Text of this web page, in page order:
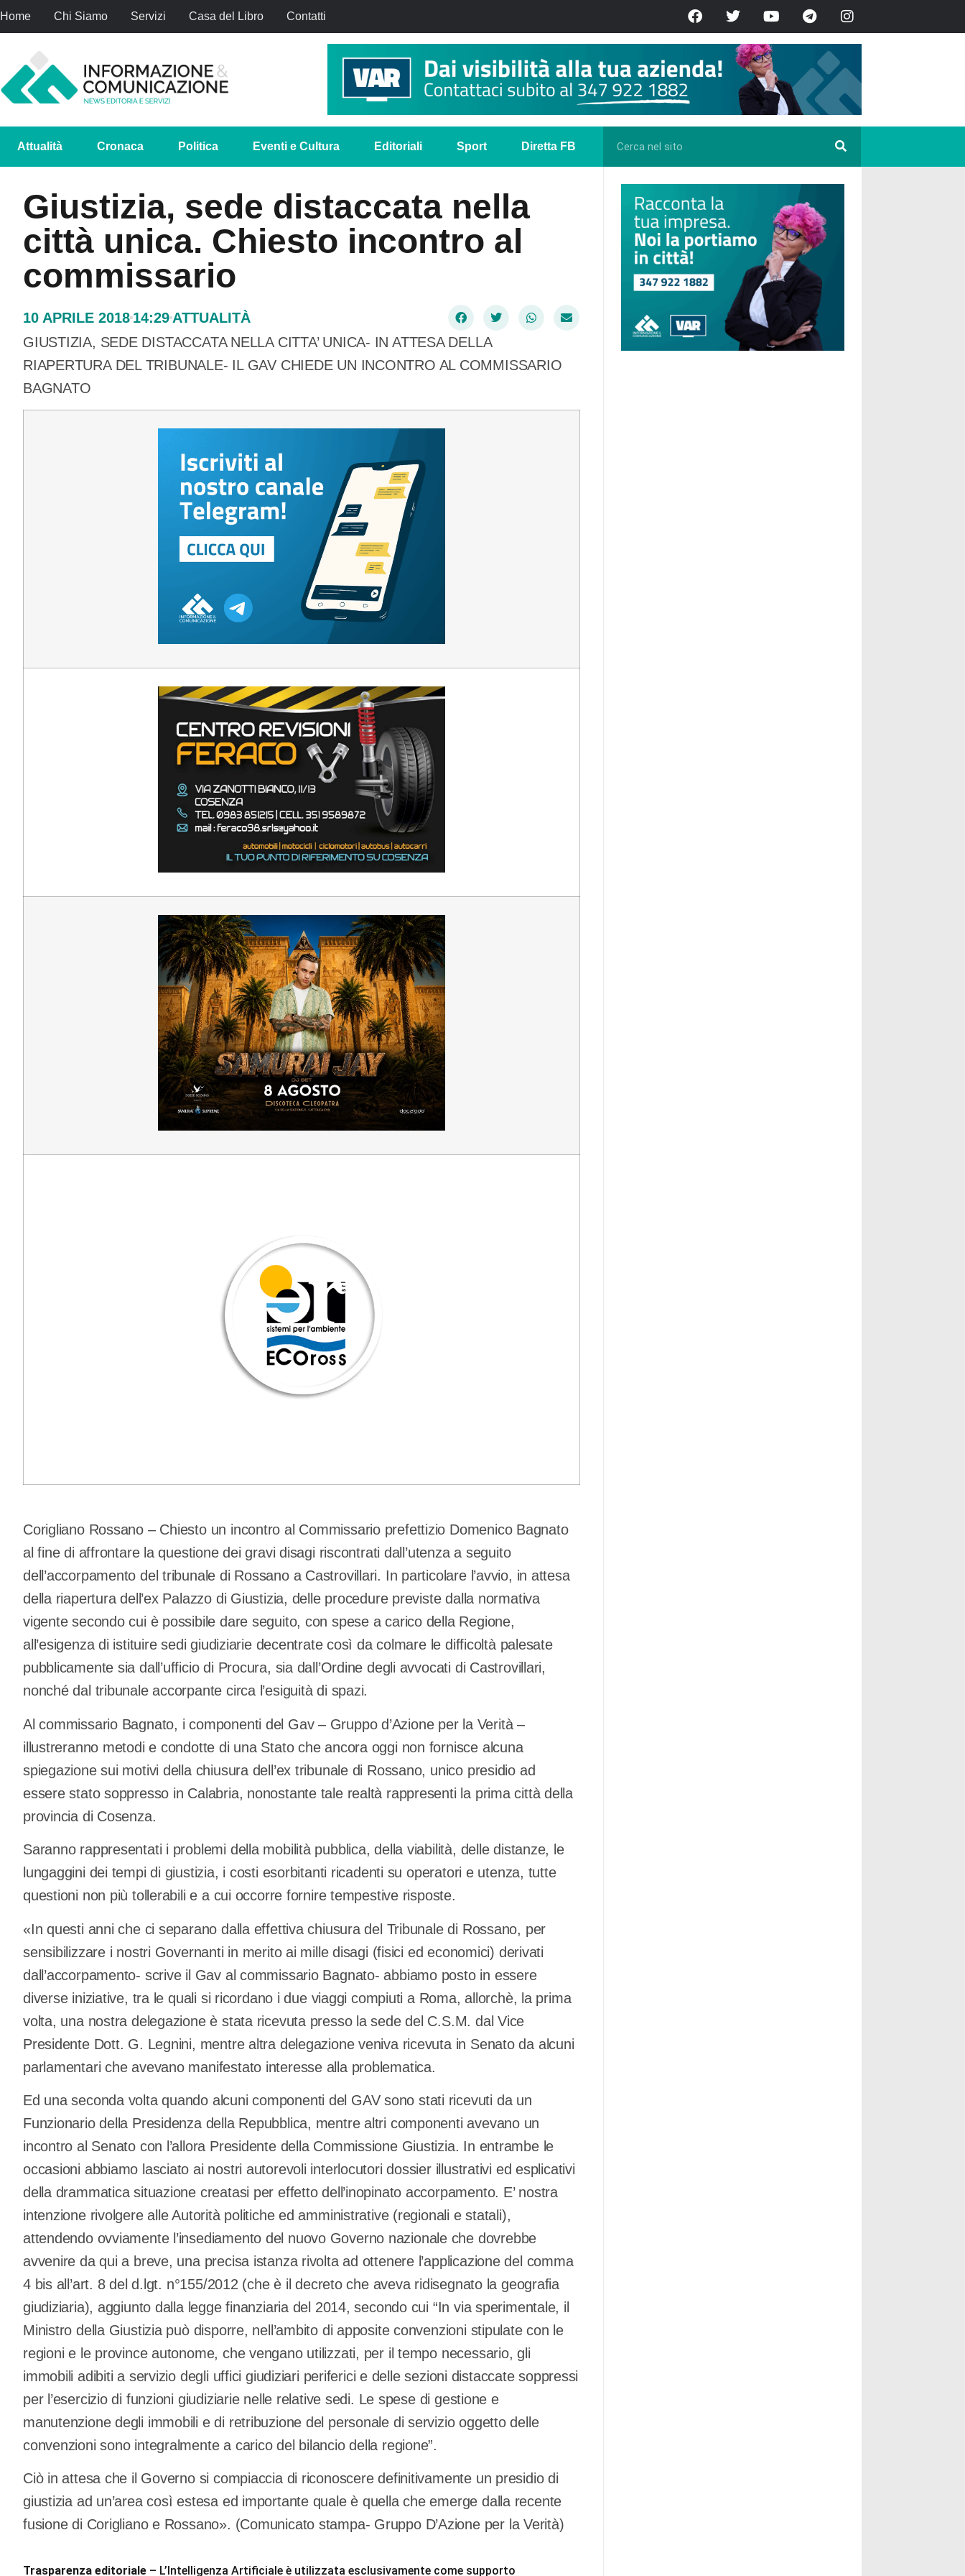
Home Chi Siamo Servizi Casa del Libro Contatti
Attualità Cronaca Politica Eventi e Cultura Editoriali Sport Diretta FB
Giustizia, sede distaccata nella
città unica. Chiesto incontro al
commissario
10 APRILE 2018 14:29 ATTUALITÀ
GIUSTIZIA, SEDE DISTACCATA NELLA CITTA’ UNICA- IN ATTESA DELLA
RIAPERTURA DEL TRIBUNALE- IL GAV CHIEDE UN INCONTRO AL COMMISSARIO
BAGNATO
Corigliano Rossano – Chiesto un incontro al Commissario prefettizio Domenico Bagnato
al fine di affrontare la questione dei gravi disagi riscontrati dall’utenza a seguito
dell’accorpamento del tribunale di Rossano a Castrovillari. In particolare l’avvio, in attesa
della riapertura dell’ex Palazzo di Giustizia, delle procedure previste dalla normativa
vigente secondo cui è possibile dare seguito, con spese a carico della Regione,
all’esigenza di istituire sedi giudiziarie decentrate così da colmare le difficoltà palesate
pubblicamente sia dall’ufficio di Procura, sia dall’Ordine degli avvocati di Castrovillari,
nonché dal tribunale accorpante circa l’esiguità di spazi.
Al commissario Bagnato, i componenti del Gav – Gruppo d’Azione per la Verità –
illustreranno metodi e condotte di una Stato che ancora oggi non fornisce alcuna
spiegazione sui motivi della chiusura dell’ex tribunale di Rossano, unico presidio ad
essere stato soppresso in Calabria, nonostante tale realtà rappresenti la prima città della
provincia di Cosenza.
Saranno rappresentati i problemi della mobilità pubblica, della viabilità, delle distanze, le
lungaggini dei tempi di giustizia, i costi esorbitanti ricadenti su operatori e utenza, tutte
questioni non più tollerabili e a cui occorre fornire tempestive risposte.
«In questi anni che ci separano dalla effettiva chiusura del Tribunale di Rossano, per
sensibilizzare i nostri Governanti in merito ai mille disagi (fisici ed economici) derivati
dall’accorpamento- scrive il Gav al commissario Bagnato- abbiamo posto in essere
diverse iniziative, tra le quali si ricordano i due viaggi compiuti a Roma, allorchè, la prima
volta, una nostra delegazione è stata ricevuta presso la sede del C.S.M. dal Vice
Presidente Dott. G. Legnini, mentre altra delegazione veniva ricevuta in Senato da alcuni
parlamentari che avevano manifestato interesse alla problematica.
Ed una seconda volta quando alcuni componenti del GAV sono stati ricevuti da un
Funzionario della Presidenza della Repubblica, mentre altri componenti avevano un
incontro al Senato con l’allora Presidente della Commissione Giustizia. In entrambe le
occasioni abbiamo lasciato ai nostri autorevoli interlocutori dossier illustrativi ed esplicativi
della drammatica situazione creatasi per effetto dell’inopinato accorpamento. E’ nostra
intenzione rivolgere alle Autorità politiche ed amministrative (regionali e statali),
attendendo ovviamente l’insediamento del nuovo Governo nazionale che dovrebbe
avvenire da qui a breve, una precisa istanza rivolta ad ottenere l’applicazione del comma
4 bis all’art. 8 del d.lgt. n°155/2012 (che è il decreto che aveva ridisegnato la geografia
giudiziaria), aggiunto dalla legge finanziaria del 2014, secondo cui “In via sperimentale, il
Ministro della Giustizia può disporre, nell’ambito di apposite convenzioni stipulate con le
regioni e le province autonome, che vengano utilizzati, per il tempo necessario, gli
immobili adibiti a servizio degli uffici giudiziari periferici e delle sezioni distaccate soppressi
per l’esercizio di funzioni giudiziarie nelle relative sedi. Le spese di gestione e
manutenzione degli immobili e di retribuzione del personale di servizio oggetto delle
convenzioni sono integralmente a carico del bilancio della regione”.
Ciò in attesa che il Governo si compiaccia di riconoscere definitivamente un presidio di
giustizia ad un’area così estesa ed importante quale è quella che emerge dalla recente
fusione di Corigliano e Rossano». (Comunicato stampa- Gruppo D’Azione per la Verità)
Trasparenza editoriale – L’Intelligenza Artificiale è utilizzata esclusivamente come supporto